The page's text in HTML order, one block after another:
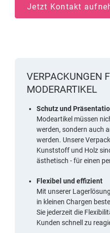
Jetzt Kontakt
VERPACKUNGEN
MODERARTIKEL
Schutz und
Modeartikel müssen
werden, sondern auch
werden. Unsere
Kunststoff und Holz
ästhetisch - für einen
Flexibel und effizient
Mit unserer
in kleinen Chargen
Sie jederzeit die
Kunden schnell zu